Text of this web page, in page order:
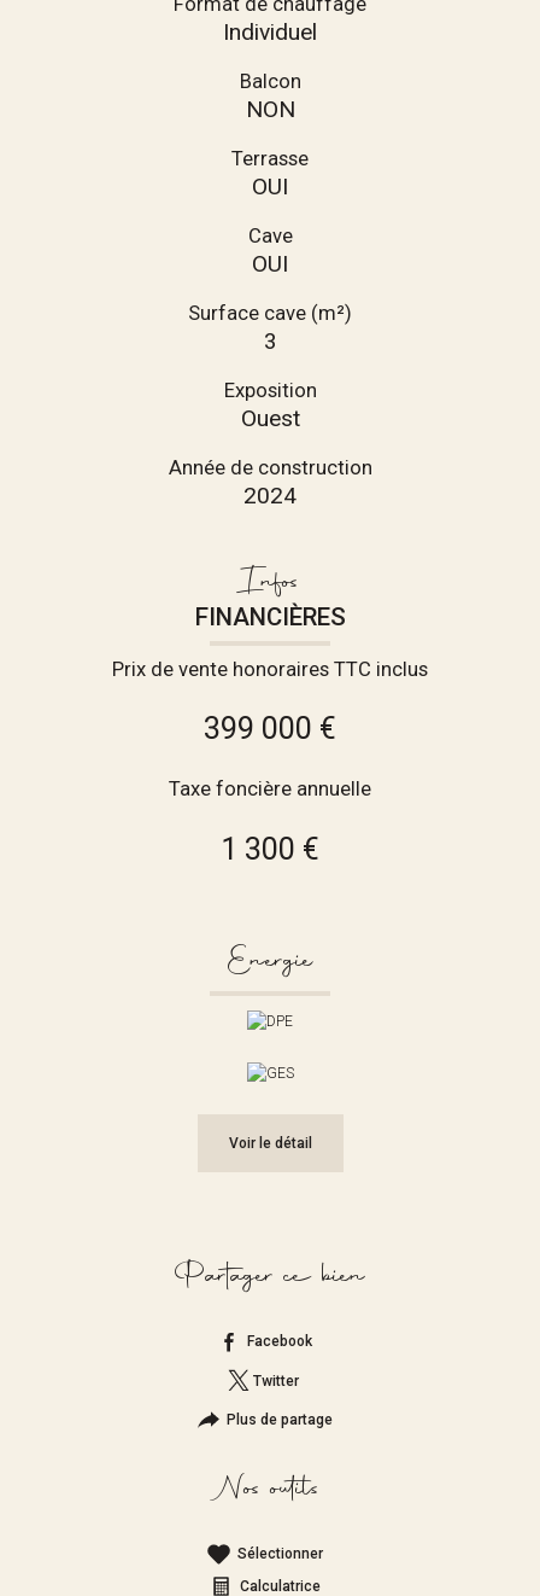
Individuel
Balcon
NON
Terrasse
OUI
Cave
OUI
Surface cave (m²)
3
Exposition
Ouest
Année de construction
2024
Infos
FINANCIÈRES
Prix de vente honoraires TTC inclus
399 000 €
Taxe foncière annuelle
1 300 €
Energie
Voir le détail
Partager ce bien
Facebook
Twitter
Plus de partage
Nos outils
Sélectionner
Calculatrice